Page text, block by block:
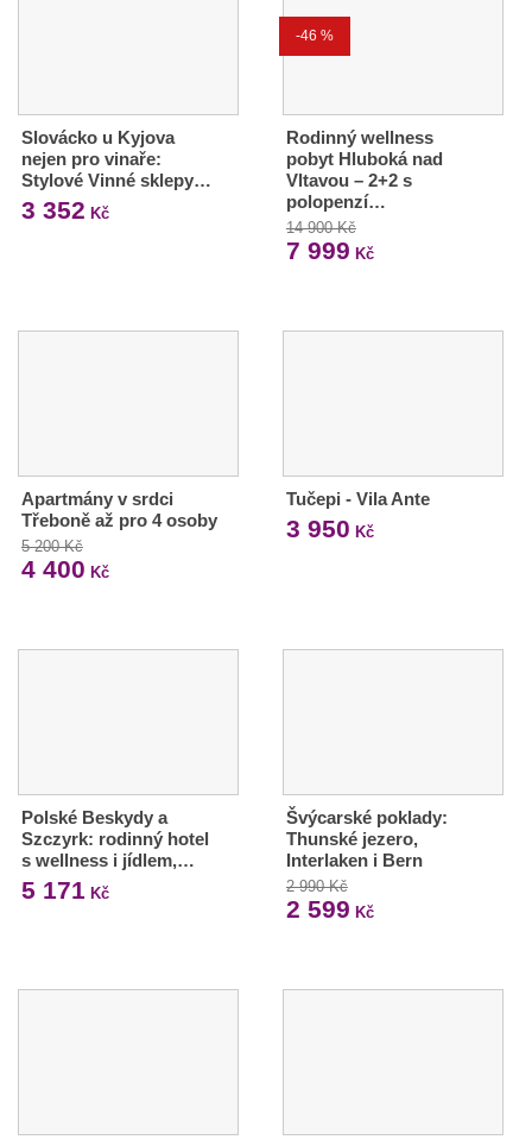
Slovácko u Kyjova
nejen pro vinaře:
Stylové Vinné sklepy…
3 352 Kč
-46 %
Rodinný wellness
pobyt Hluboká nad
Vltavou – 2+2 s
polopenzí…
14 900 Kč
7 999 Kč
Apartmány v srdci
Třeboně až pro 4 osoby
5 200 Kč
4 400 Kč
Tučepi - Vila Ante
3 950 Kč
Polské Beskydy a
Szczyrk: rodinný hotel
s wellness i jídlem,…
5 171 Kč
Švýcarské poklady:
Thunské jezero,
Interlaken i Bern
2 990 Kč
2 599 Kč